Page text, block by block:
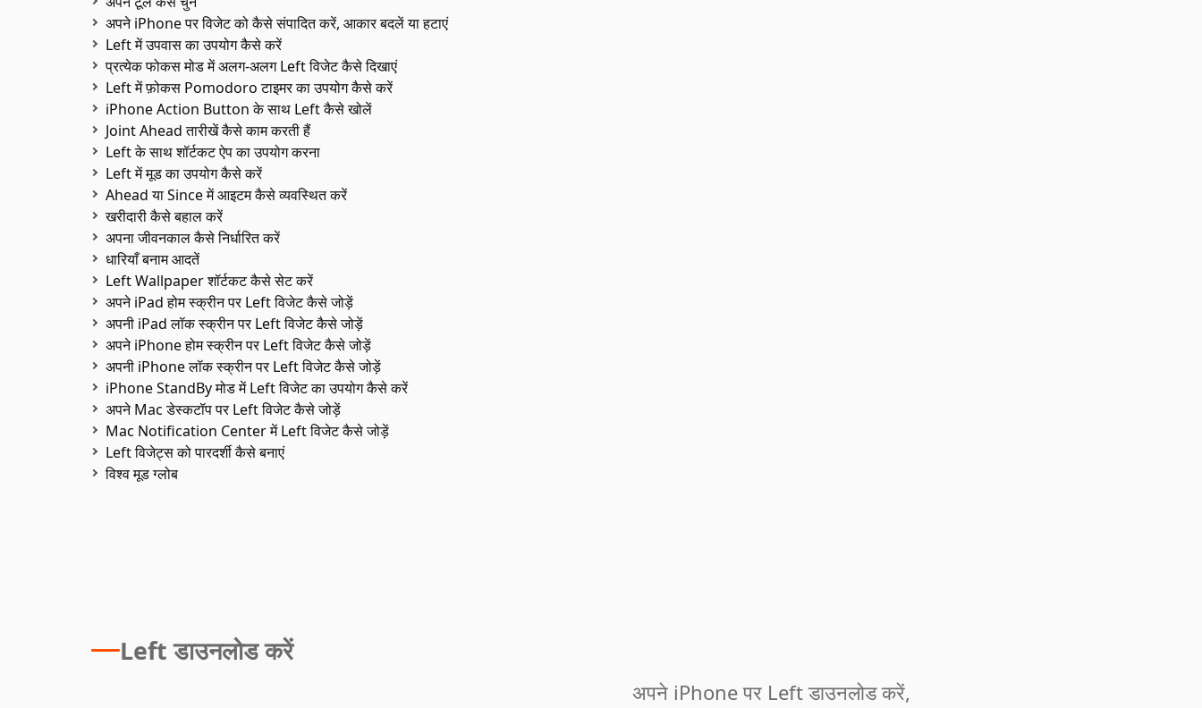
अपने iPhone पर विजेट को कैसे संपादित करें, आकार बदलें या हटाएं
Left में उपवास का उपयोग कैसे करें
प्रत्येक फोकस मोड में अलग-अलग Left विजेट कैसे दिखाएं
Left में फ़ोकस Pomodoro टाइमर का उपयोग कैसे करें
iPhone Action Button के साथ Left कैसे खोलें
Joint Ahead तारीखें कैसे काम करती हैं
Left के साथ शॉर्टकट ऐप का उपयोग करना
Left में मूड का उपयोग कैसे करें
Ahead या Since में आइटम कैसे व्यवस्थित करें
खरीदारी कैसे बहाल करें
अपना जीवनकाल कैसे निर्धारित करें
धारियाँ बनाम आदतें
Left Wallpaper शॉर्टकट कैसे सेट करें
अपने iPad होम स्क्रीन पर Left विजेट कैसे जोड़ें
अपनी iPad लॉक स्क्रीन पर Left विजेट कैसे जोड़ें
अपने iPhone होम स्क्रीन पर Left विजेट कैसे जोड़ें
अपनी iPhone लॉक स्क्रीन पर Left विजेट कैसे जोड़ें
iPhone StandBy मोड में Left विजेट का उपयोग कैसे करें
अपने Mac डेस्कटॉप पर Left विजेट कैसे जोड़ें
Mac Notification Center में Left विजेट कैसे जोड़ें
Left विजेट्स को पारदर्शी कैसे बनाएं
विश्व मूड ग्लोब
Left डाउनलोड करें
अपने iPhone पर Left डाउनलोड करें,